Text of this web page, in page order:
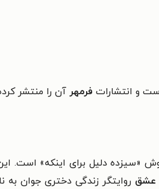
و انتشارات فرمهر آن را منتشر
عشق روایتگر زندگی دختری جوان